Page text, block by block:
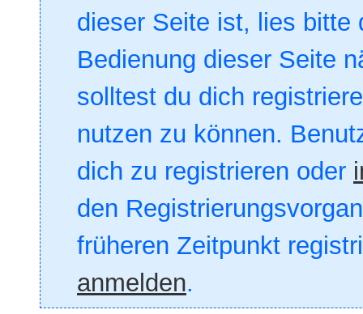
dieser Seite ist, lies bitte
Bedienung dieser Seite
solltest du dich
nutzen zu können.
dich zu registrieren oder
den
früheren Zeitpunkt
anmelden.